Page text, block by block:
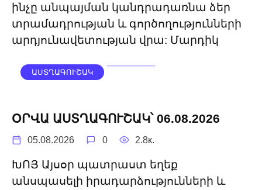
ինչը անպայման կանդրադառնա ձեր
տրամադրության և գործողությունների
արդյունավետության վրա: Մարդիկ
ԱՍՏՂԱԳՈՒՇԱԿ
ՕՐՎԱ ԱՍՏՂԱԳՈՒՇԱԿ՝ 06.08.2026
05.08.2026 0 2.8к.
ԽՈՅ Այսօր պատրաստ եղեք
անսպասելի իրադարձությունների և